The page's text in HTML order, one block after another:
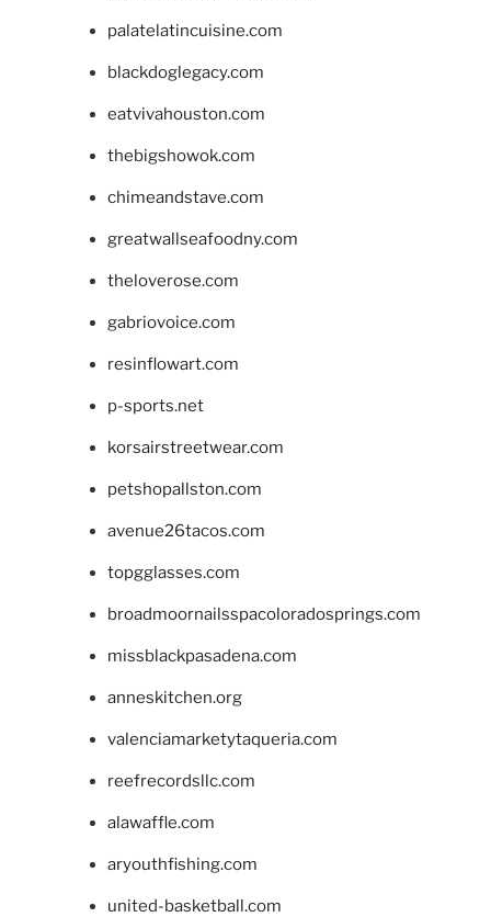
palatelatincuisine.com
blackdoglegacy.com
eatvivahouston.com
thebigshowok.com
chimeandstave.com
greatwallseafoodny.com
theloverose.com
gabriovoice.com
resinflowart.com
p-sports.net
korsairstreetwear.com
petshopallston.com
avenue26tacos.com
topgglasses.com
broadmoornailsspacoloradosprings.com
missblackpasadena.com
anneskitchen.org
valenciamarketytaqueria.com
reefrecordsllc.com
alawaffle.com
aryouthfishing.com
united-basketball.com